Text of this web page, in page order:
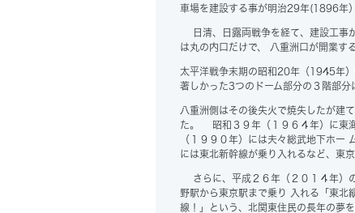
車場を建設する事が明治29年(1896年
日清、日露両戦争を経て、建設工事
は丸の内口だけで、 八重洲口が開業す
太平洋戦争末期の昭和20年（1945年
著しかった3つのドーム部分の３階部分
八重洲側はその後失火で焼失したが建
た。 昭和３９年（１９６４年）に東
（１９９０年）には夫々総武地下ホー
には東北新幹線が乗り入れるなど、東
さらに、平成２６年（２０１４年）
野駅から東京駅まで乗り 入れる「東北
線！」という、北関東住民の長年の夢